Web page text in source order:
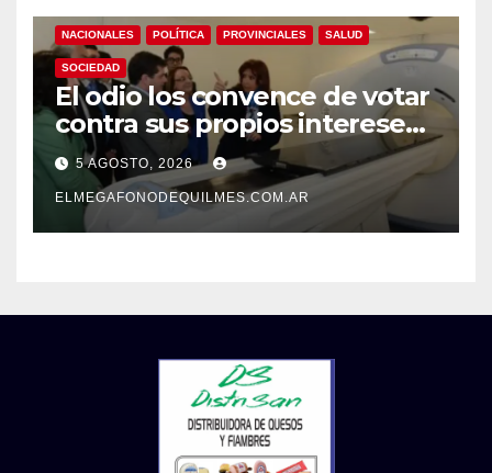
NACIONALES POLÍTICA PROVINCIALES SALUD
SOCIEDAD
El odio los convence de votar
contra sus propios intereses.
Una Sociedad atrapada en la
grieta
5 AGOSTO, 2026
ELMEGAFONODEQUILMES.COM.AR